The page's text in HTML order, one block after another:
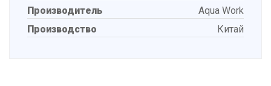
Производитель
Aqua Work
Производство
Китай